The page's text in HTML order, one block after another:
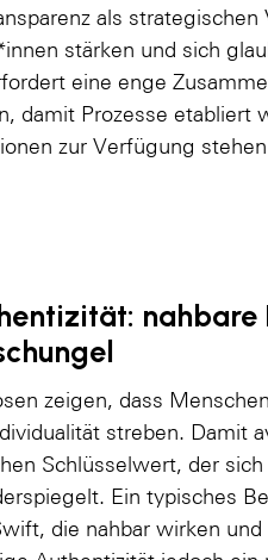
als
stärken und sich
eine enge
damit Prozesse etabliert
zur Verfügung
nahbare
zeigen, dass
streben. Damit
Schlüsselwert, der sich
Ein typisches
die nahbar wirken